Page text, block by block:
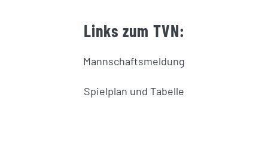
Links zum TVN:
Mannschaftsmeldung
Spielplan und Tabelle